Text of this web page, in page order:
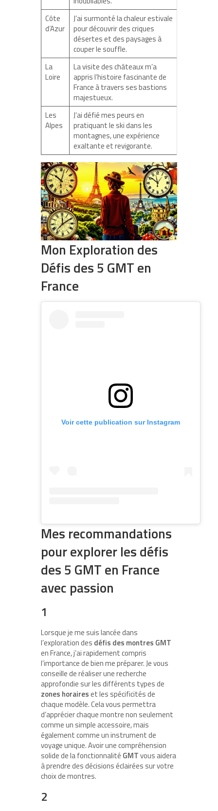
Côte
d’Azur
J’ai surmonté la chaleur estivale
pour découvrir des criques
désertes et des paysages à
couper le souffle.
La
Loire
La visite des châteaux m’a
appris l’histoire fascinante de
France à travers ses bastions
majestueux.
Les
Alpes
J’ai défié mes peurs en
pratiquant le ski dans les
montagnes, une expérience
exaltante et revigorante.
Mon Exploration des
Défis des 5 GMT en
France
Voir cette publication sur Instagram
Mes recommandations
pour explorer les défis
des 5 GMT en France
avec passion
1
Lorsque je me suis lancée dans
l’exploration des défis des montres GMT
en France, j’ai rapidement compris
l’importance de bien me préparer. Je vous
conseille de réaliser une recherche
approfondie sur les différents types de
zones horaireset les spécificités de
chaque modèle. Cela vous permettra
d’apprécier chaque montre non seulement
comme un simple accessoire, mais
également comme un instrument de
voyage unique. Avoir une compréhension
solide de la fonctionnalité GMTvous aidera
à prendre des décisions éclairées sur votre
choix de montres.
2